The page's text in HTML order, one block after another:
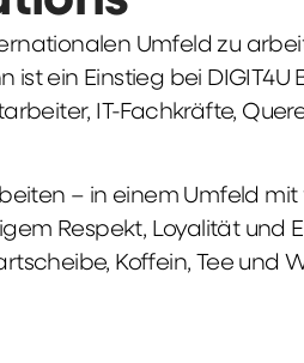
Umfeld zu
ein Einstieg bei DIGIT4U
IT-Fachkräfte,
– in einem Umfeld
Respekt, Loyalität und
Koffein, Tee und